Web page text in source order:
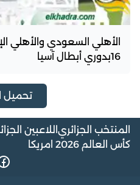
الأهلي السعودي والأهلي
16بدوري أبطال آسيا
تحميل
المنتخب الجزائري اللاعبين
كأس العالم 2026 امريكا